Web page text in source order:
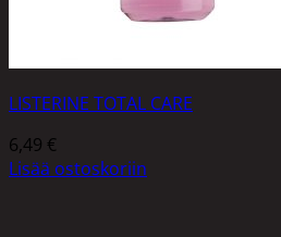
LISTERINE TOTAL CARE
6,49 €
Lisää ostoskoriin